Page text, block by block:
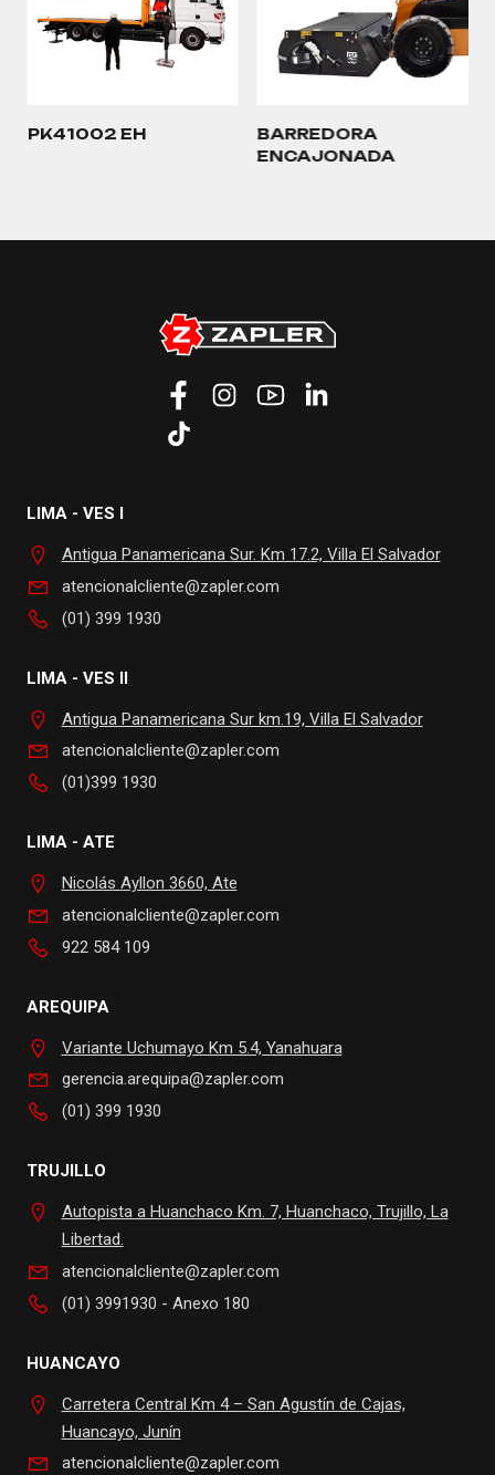
PK41002 EH
BARREDORA
ENCAJONADA
LIMA - VES I
Antigua Panamericana Sur. Km 17.2, Villa El Salvador
atencionalcliente@zapler.com
(01) 399 1930
LIMA - VES II
Antigua Panamericana Sur km.19, Villa El Salvador
atencionalcliente@zapler.com
(01)399 1930
LIMA - ATE
Nicolás Ayllon 3660, Ate
atencionalcliente@zapler.com
922 584 109
AREQUIPA
Variante Uchumayo Km 5.4, Yanahuara
gerencia.arequipa@zapler.com
(01) 399 1930
TRUJILLO
Autopista a Huanchaco Km. 7, Huanchaco, Trujillo, La
Libertad.
atencionalcliente@zapler.com
(01) 3991930 - Anexo 180
HUANCAYO
Carretera Central Km 4 – San Agustín de Cajas,
Huancayo, Junín
atencionalcliente@zapler.com